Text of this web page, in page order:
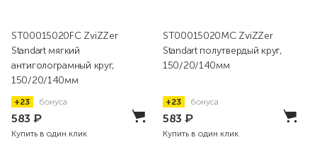
ST00015020FC ZviZZer
Standart мягкий
антиголограмный круг,
150/20/140мм
+23 бонуса
583 ₽
Купить в один клик
ST00015020MC ZviZZer
Standart полутвердый круг,
150/20/140мм
+23 бонуса
583 ₽
Купить в один клик